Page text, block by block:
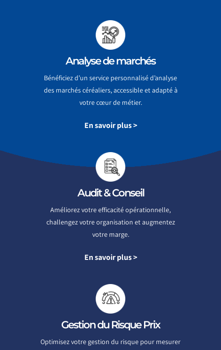
Analyse de marchés
Bénéficiez d’un service personnalisé d’analyse
des marchés céréaliers, accessible et adapté à
votre cœur de métier.
En savoir plus >
Audit & Conseil
Améliorez votre efficacité opérationnelle,
challengez votre organisation et augmentez
votre marge.
En savoir plus >
Gestion du Risque Prix
Optimisez votre gestion du risque pour mesurer